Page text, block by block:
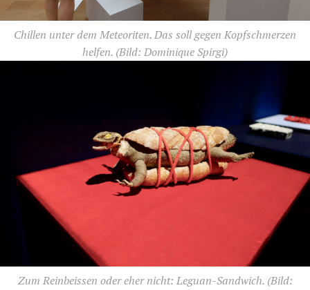
Chillen unter dem Meteoriten. Das soll gegen Kopfschmerzen
helfen. (Bild: Dominique Spirgi)
Zum Reinbeissen oder eher nicht: Leguan-Sandwich.(Bild: